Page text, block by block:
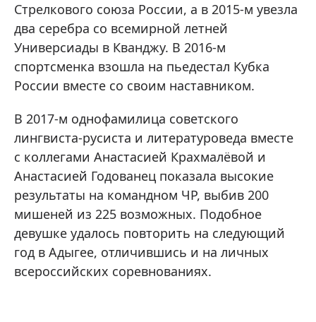
Стрелкового союза России, а в 2015-м увезла
два серебра со всемирной летней
Универсиады в Кванджу. В 2016-м
спортсменка взошла на пьедестал Кубка
России вместе со своим наставником.
В 2017-м однофамилица советского
лингвиста-русиста и литературоведа вместе
с коллегами Анастасией Крахмалёвой и
Анастасией Годованец показала высокие
результаты на командном ЧР, выбив 200
мишеней из 225 возможных. Подобное
девушке удалось повторить на следующий
год в Адыгее, отличившись и на личных
всероссийских соревнованиях.